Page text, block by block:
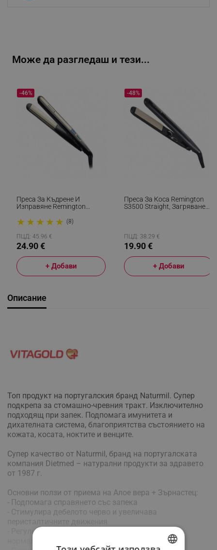
Може да разгледаш и тези...
Преса За Къдрене И
Изправяне Remington
Керамика, Загряване: 15
Секунди, 150-230C,
Златист/черен
★ ★ ★ ★ ★ (8)
-46%
ПЦД: 45.96 €
24.90 €
+ Добави
Преса За Коса Remington
S3500 Straight, Загряване
-48%
ПЦД: 38.29 €
19.90 €
+ Добави
Описание
Топ продукт на португалския бранд Naturmil. Супер
подкрепа за стомашно-чревния тракт. Изключително
подходящ при запек. Подпомага имунитета и
дихателната система, благоприятства състоянието на
кожата, косата, ноктите и венците.
Супер качество от Naturmil, бранд на португалската
компания Dietmed – натурални продукти за здравето
от 1987 г.
Основни ползи от приема на Алое вера + Зърнастец:
- Подпомага справянето със запека
- Стимулира дебелото черво и увеличава
- Регулира чревния транзит и допринася за